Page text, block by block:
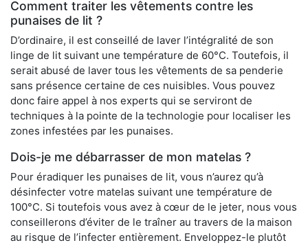
Comment traiter les vêtements contre les
punaises de lit ?
D’ordinaire, il est conseillé de laver l’intégralité de son
linge de lit suivant une température de 60°C. Toutefois, il
serait abusé de laver tous les vêtements de sa penderie
sans présence certaine de ces nuisibles. Vous pouvez
donc faire appel à nos experts qui se serviront de
techniques à la pointe de la technologie pour localiser les
zones infestées par les punaises.
Dois-je me débarrasser de mon matelas ?
Pour éradiquer les punaises de lit, vous n’aurez qu’à
désinfecter votre matelas suivant une température de
100°C. Si toutefois vous avez à cœur de le jeter, nous vous
conseillerons d’éviter de le traîner au travers de la maison
au risque de l’infecter entièrement. Enveloppez-le plutôt